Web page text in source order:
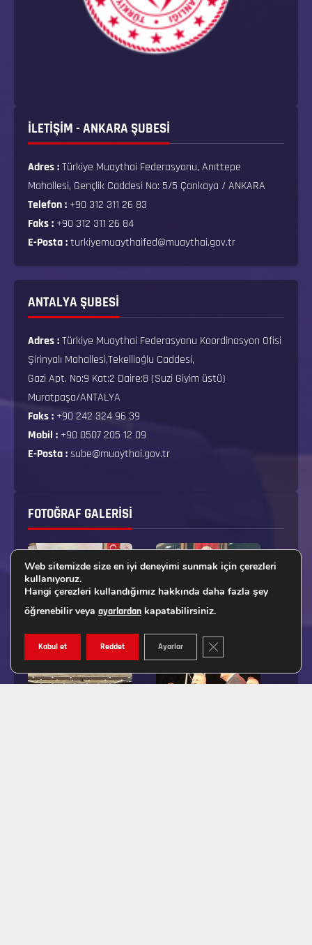
İLETİŞİM - ANKARA ŞUBESİ
Adres :Türkiye Muaythai Federasyonu, Anıttepe
Mahallesi, Gençlik Caddesi No: 5/5 Çankaya / ANKARA
Telefon : +90 312 311 26 83
Faks : +90 312 311 26 84
E-Posta :turkiyemuaythaifed@muaythai.gov.tr
ANTALYA ŞUBESİ
Adres :Türkiye Muaythai Federasyonu Koordinasyon Ofisi
Şirinyalı Mahallesi,Tekellioğlu Caddesi,
Gazi Apt. No:9 Kat:2 Daire:8 (Suzi Giyim üstü)
Muratpaşa/ANTALYA
Faks : +90 242 324 96 39
Mobil : +90 0507 205 12 09
E-Posta :sube@muaythai.gov.tr
FOTOĞRAF GALERISI
Web sitemizde size en iyi deneyimi sunmak için çerezleri
kullanıyoruz.
Hangi çerezleri kullandığımız hakkında daha fazla şey
öğrenebilir veya ayarlardan kapatabilirsiniz.
Kabul et Reddet Ayarlar GDPR ÇEREZ ŞERIDINI